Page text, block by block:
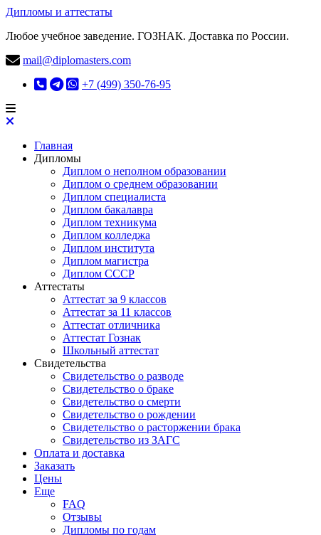
Дипломы и аттестаты
Любое учебное заведение. ГОЗНАК. Доставка по России.
mail@diplomasters.com
+7 (499) 350-76-95
Главная
Дипломы
Диплом о неполном образовании
Диплом о среднем образовании
Диплом специалиста
Диплом бакалавра
Диплом техникума
Диплом колледжа
Диплом института
Диплом магистра
Диплом СССР
Аттестаты
Аттестат за 9 классов
Аттестат за 11 классов
Аттестат отличника
Аттестат Гознак
Школьный аттестат
Свидетельства
Свидетельство о разводе
Свидетельство о браке
Свидетельство о смерти
Свидетельство о рождении
Свидетельство о расторжении брака
Свидетельство из ЗАГС
Оплата и доставка
Заказать
Цены
Еще
FAQ
Отзывы
Дипломы по годам